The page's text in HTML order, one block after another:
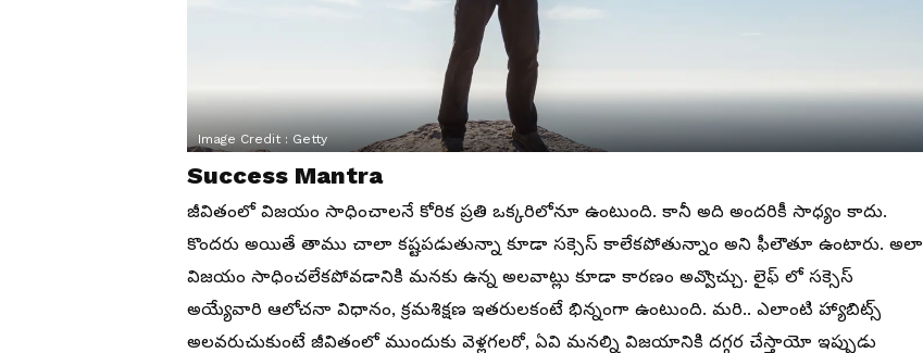
Image Credit : Getty
Success Mantra
జీవితంలో విజయం సాధించాలనే కోరిక ప్రతి ఒక్కరిలోనూ ఉంటుంది. కానీ అది అందరికీ సాధ్యం కాదు.
కొందరు అయితే తాము చాలా కష్టపడుతున్నా కూడా సక్సెస్ కాలేకపోతున్నాం అని ఫీలౌతూ ఉంటారు. అలా
విజయం సాధించలేకపోవడానికి మనకు ఉన్న అలవాట్లు కూడా కారణం అవ్వొచ్చు. లైఫ్ లో సక్సెస్
అయ్యేవారి ఆలోచనా విధానం, క్రమశిక్షణ ఇతరులకంటే భిన్నంగా ఉంటుంది. మరి.. ఎలాంటి హ్యాబిట్స్
అలవరుచుకుంటే జీవితంలో ముందుకు వెళ్లగలరో, ఏవి మనల్ని విజయానికి దగ్గర చేస్తాయో ఇప్పుడు